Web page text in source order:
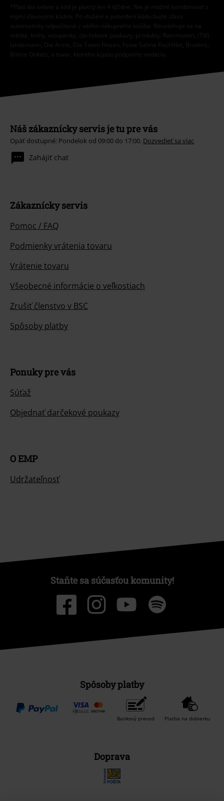
*Platí iba online a kód je platný len 4 týždne. Nie je možné kombinovať s
inými zľavovými kódmi. Po vložení a potvrdení kódu bude zľava
automaticky odpočítaná z vášho nákupného košíka. Nevzťahuje sa na
médiá, knihy, vstupenky, darčekové poukazy, produkty: Rammstein, (Till)
Lindemann, Die Ärzte, Die Toten Hosen, Feine Sahne Fischfilet, Broilers,
Böhse Onkelz, a tovar, ktorého kúpou podporíte nadáciu.
Náš zákaznícky servis je tu pre vás
Opäť dostupné: Pondelok od 09:00 do 17:00. Dozvedieť sa viac
Zahájiť chat
Zákaznícky servis
Pomoc / FAQ
Podmienky vrátenia tovaru
Vrátenie tovaru
Všeobecné informácie o veľkostiach
Zrušiť členstvo v BSC
Spôsoby platby
Ponuky pre vás
Súťaž
Objednať darčekové poukazy
O EMP
Udržateľnosť
Staňte sa súčasťou komunity!
Spôsoby platby
Bankový prevod Platba na dobierku
Doprava